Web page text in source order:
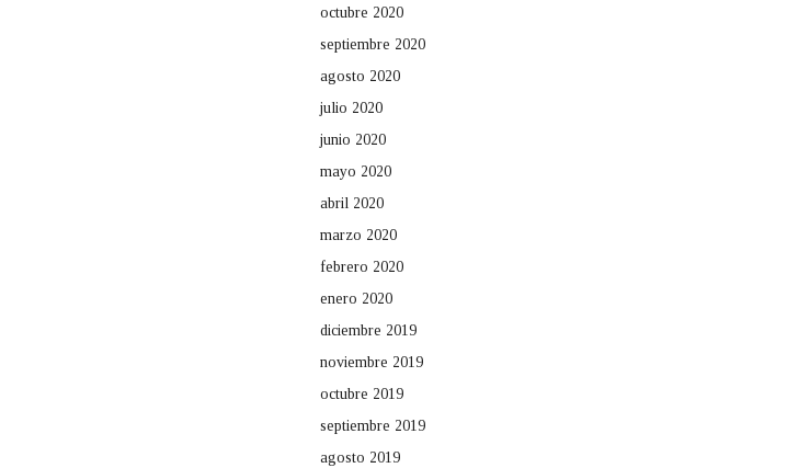
octubre 2020
septiembre 2020
agosto 2020
julio 2020
junio 2020
mayo 2020
abril 2020
marzo 2020
febrero 2020
enero 2020
diciembre 2019
noviembre 2019
octubre 2019
septiembre 2019
agosto 2019